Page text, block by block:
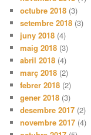
octubre 2018 (3)
setembre 2018 (3)
juny 2018 (4)
maig 2018 (3)
abril 2018 (4)
març 2018 (2)
febrer 2018 (2)
gener 2018 (3)
desembre 2017 (2)
novembre 2017 (4)